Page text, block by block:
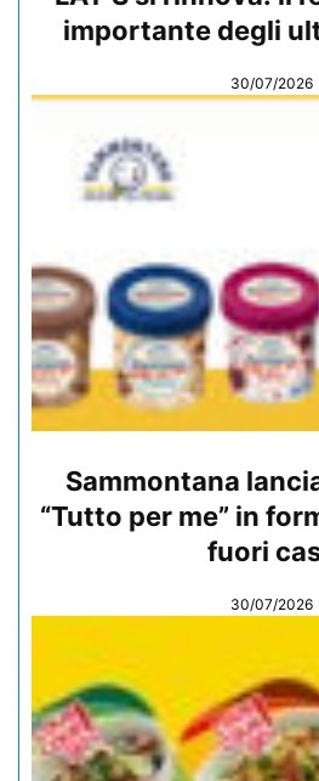
importante degli
30/07/2026
Sammontana
“Tutto per me” in
fuori
30/07/2026